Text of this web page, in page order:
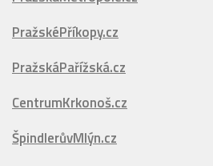
PražskéPříkopy.cz
PražskáPařížská.cz
CentrumKrkonoš.cz
ŠpindlerůvMlýn.cz